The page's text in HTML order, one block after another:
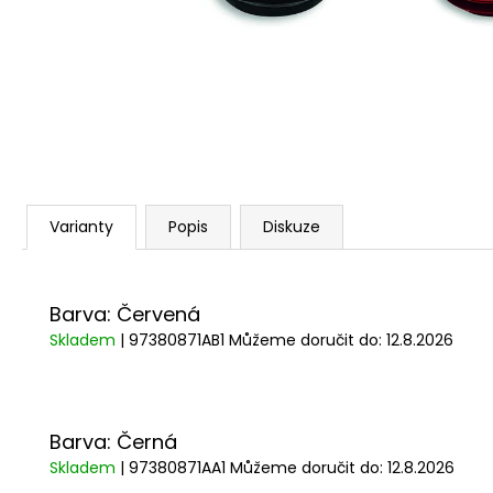
Varianty Popis Diskuze
Barva: Červená
Skladem | 97380871AB1 Můžeme doručit do: 12.8.2026
Barva: Černá
Skladem | 97380871AA1 Můžeme doručit do: 12.8.2026